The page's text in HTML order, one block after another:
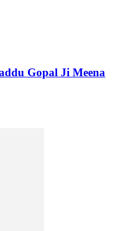
Gopal Ji Meena